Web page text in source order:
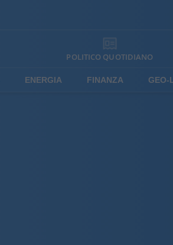
POLITICO QUOTIDIANO
ENERGIA FINANZA GEO-